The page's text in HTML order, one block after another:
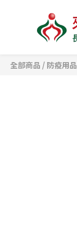
全部商品 /防疫用品